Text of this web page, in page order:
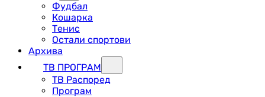
Фудбал
Кошарка
Тенис
Остали спортови
Архива
ТВ ПРОГРАМ
ТВ Распоред
Програм